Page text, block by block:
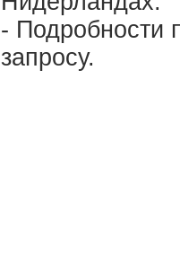
- Подробности
запросу.